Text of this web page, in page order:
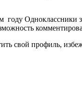
Одноклассники
свой профиль,